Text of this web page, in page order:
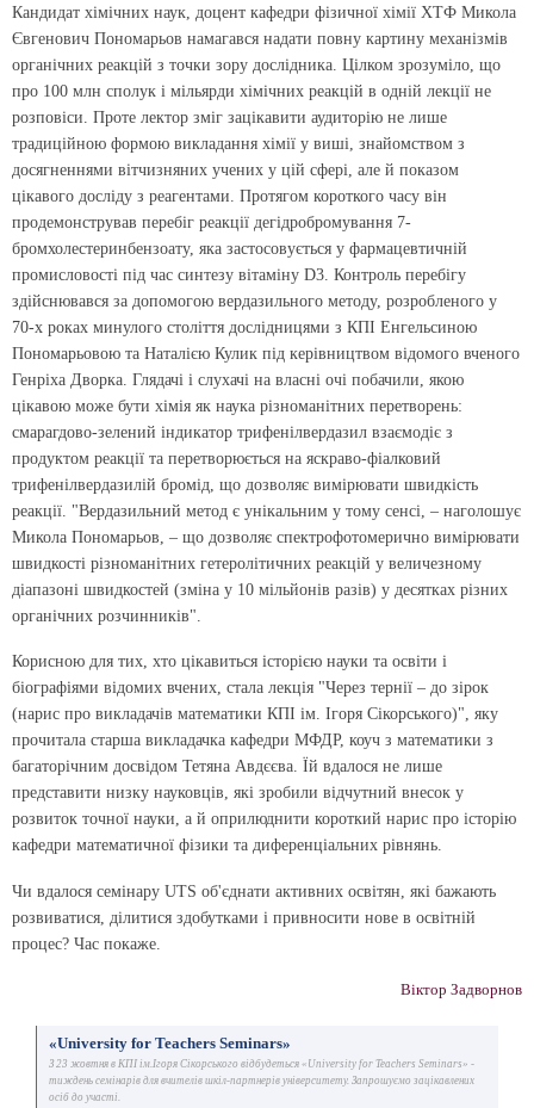
Кандидат хімічних наук, доцент кафедри фізичної хімії ХТФ Микола
Євгенович Пономарьов намагався надати повну картину механізмів
органічних реакцій з точки зору дослідника. Цілком зрозуміло, що
про 100 млн сполук і мільярди хімічних реакцій в одній лекції не
розповіси. Проте лектор зміг зацікавити аудиторію не лише
традиційною формою викладання хімії у виші, знайомством з
досягненнями вітчизняних учених у цій сфері, але й показом
цікавого досліду з реагентами. Протягом короткого часу він
продемонстрував перебіг реакції дегідробромування 7-
бромхолестеринбензоату, яка застосовується у фармацевтичній
промисловості під час синтезу вітаміну D3. Контроль перебігу
здійснювався за допомогою вердазильного методу, розробленого у
70-х роках минулого століття дослідницями з КПІ Енгельсиною
Пономарьовою та Наталією Кулик під керівництвом відомого вченого
Генріха Дворка. Глядачі і слухачі на власні очі побачили, якою
цікавою може бути хімія як наука різноманітних перетворень:
смарагдово-зелений індикатор трифенілвердазил взаємодіє з
продуктом реакції та перетворюється на яскраво-фіалковий
трифенілвердазилій бромід, що дозволяє вимірювати швидкість
реакції. "Вердазильний метод є унікальним у тому сенсі, – наголошує
Микола Пономарьов, – що дозволяє спектрофотомерично вимірювати
швидкості різноманітних гетеролітичних реакцій у величезному
діапазоні швидкостей (зміна у 10 мільйонів разів) у десятках різних
органічних розчинників".
Корисною для тих, хто цікавиться історією науки та освіти і
біографіями відомих вчених, стала лекція "Через тернії – до зірок
(нарис про викладачів математики КПІ ім. Ігоря Сікорського)", яку
прочитала старша викладачка кафедри МФДР, коуч з математики з
багаторічним досвідом Тетяна Авдєєва. Їй вдалося не лише
представити низку науковців, які зробили відчутний внесок у
розвиток точної науки, а й оприлюднити короткий нарис про історію
кафедри математичної фізики та диференціальних рівнянь.
Чи вдалося семінару UTS об'єднати активних освітян, які бажають
розвиватися, ділитися здобутками і привносити нове в освітній
процес? Час покаже.
Віктор Задворнов
«University for Teachers Seminars»
З 23 жовтня в КПІ ім.Ігоря Сікорського відбудеться «University for Teachers Seminars» -
тиждень семінарів для вчителів шкіл-партнерів університету. Запрошуємо зацікавлених
осіб до участі.